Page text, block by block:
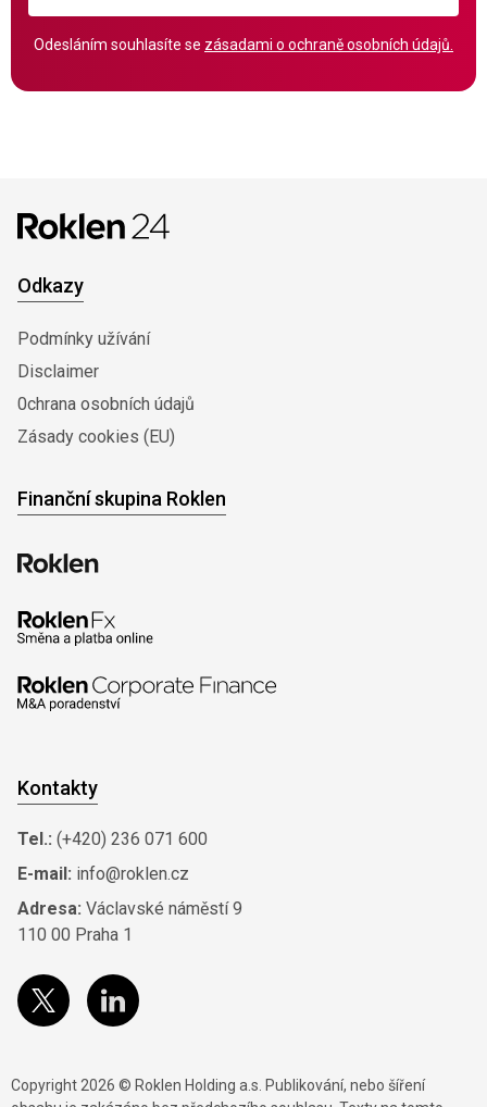
Odesláním souhlasíte se zásadami o ochraně osobních údajů.
Odkazy
Podmínky užívání
Disclaimer
0chrana osobních údajů
Zásady cookies (EU)
Finanční skupina Roklen
Kontakty
Tel.: (+420) 236 071 600
E-mail: info@roklen.cz
Adresa: Václavské náměstí 9
110 00 Praha 1
Copyright 2026 © Roklen Holding a.s. Publikování, nebo šíření